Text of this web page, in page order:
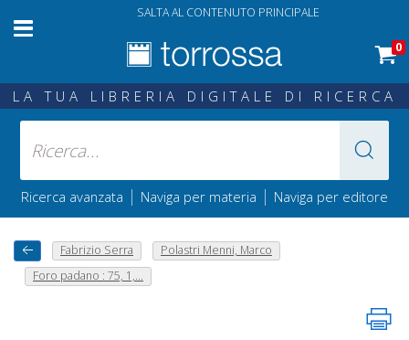
SALTA AL CONTENUTO PRINCIPALE
0
LA TUA LIBRERIA DIGITALE DI RICERCA
Ricerca avanzata | Naviga per materia | Naviga per editore
Fabrizio Serra
Polastri Menni, Marco
Foro padano : 75, 1,...